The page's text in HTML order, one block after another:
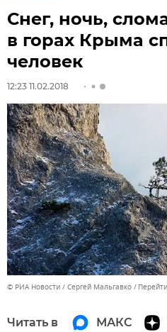
Снег, ночь,
в горах Крыма
человек
12:23 11.02.2018
© РИА Новости / Сергей Мальгавко
Читать в МАКС